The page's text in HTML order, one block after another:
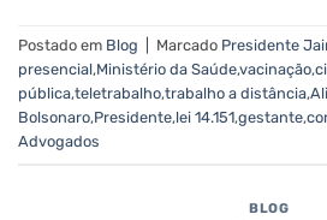
Postado em Blog Marcado Presidente
presencial,Ministério da Saúde,vacinação,
pública,teletrabalho,trabalho a distância,
Bolsonaro,Presidente,lei 14.151,gestante,
Advogados
BLOG